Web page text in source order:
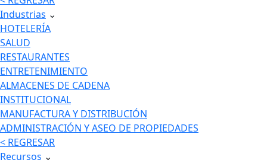
Industrias ⌄
HOTELERÍA
SALUD
RESTAURANTES
ENTRETENIMIENTO
ALMACENES DE CADENA
INSTITUCIONAL
MANUFACTURA Y DISTRIBUCIÓN
ADMINISTRACIÓN Y ASEO DE PROPIEDADES
< REGRESAR
Recursos ⌄